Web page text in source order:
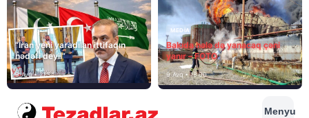
“İran yeni yaradılan ittifaqın
hədəfi deyil”
9 Avq • 21:54
MEDİA
Bakıda hələ də yanacaq çəni
yanır – FOTO
9 Avq • 18:00
Menyu